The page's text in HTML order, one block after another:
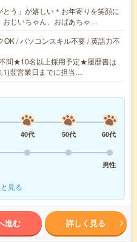
とう」が嬉しい＊お年寄りを笑顔に
おじいちゃん、おばあちゃ…
OK / パソコンスキル不要 / 英語力不
問★10名以上採用予定★履歴書は
翌営業日までに担当…
40代 50代
60代
男性
見る
進む 詳しく見る